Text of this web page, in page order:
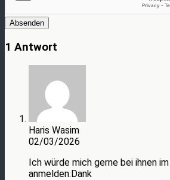
Absenden
1 Antwort
Haris Wasim
02/03/2026
Ich würde mich gerne bei ihnen
anmelden.Dank